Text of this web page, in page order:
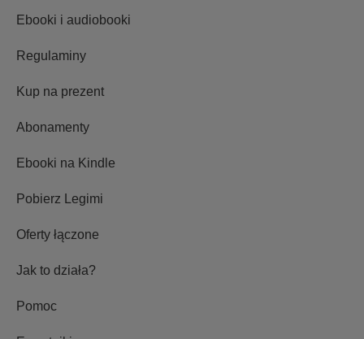
Ebooki i audiobooki
Regulaminy
Kup na prezent
Abonamenty
Ebooki na Kindle
Pobierz Legimi
Oferty łączone
Jak to działa?
Pomoc